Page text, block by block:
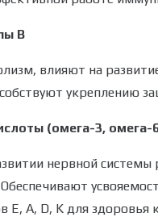
B
влияют на
укреплению
(омега-3, омега-
нервной
Е, А, D, K для здоровья